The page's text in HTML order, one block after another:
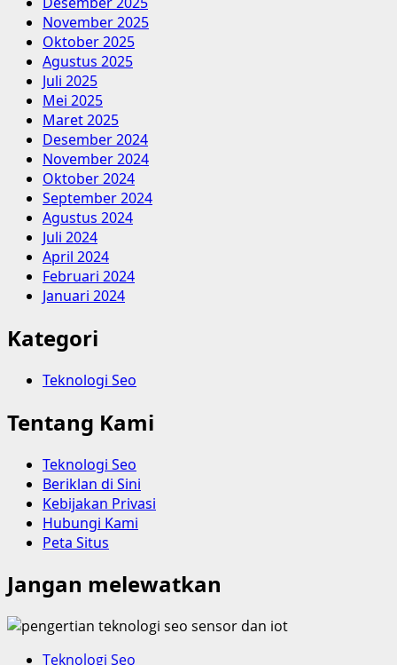
November 2025
Oktober 2025
Agustus 2025
Juli 2025
Mei 2025
Maret 2025
Desember 2024
November 2024
Oktober 2024
September 2024
Agustus 2024
Juli 2024
April 2024
Februari 2024
Januari 2024
Kategori
Teknologi Seo
Tentang Kami
Teknologi Seo
Beriklan di Sini
Kebijakan Privasi
Hubungi Kami
Peta Situs
Jangan melewatkan
Teknologi Seo